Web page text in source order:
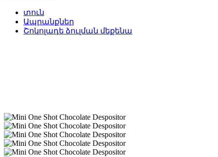
տուն
Ապրանքներ
Շոկոլադե ձուլման մեքենա